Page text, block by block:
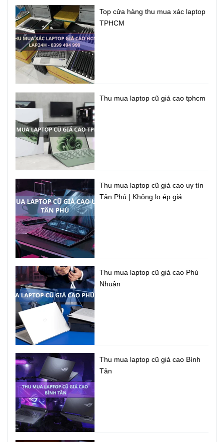
Top cửa hàng thu mua xác laptop
TPHCM
Thu mua laptop cũ giá cao tphcm
Thu mua laptop cũ giá cao uy tín
Tân Phú | Không lo ép giá
Thu mua laptop cũ giá cao Phú
Nhuận
Thu mua laptop cũ giá cao Bình
Tân